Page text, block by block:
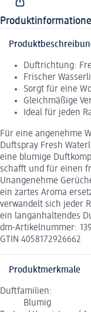
Duftrichtung:
Frischer
Sorgt für eine
Gleichmäßige
Ideal für jeden
Für eine angenehme
Duftspray Fresh
eine blumige
schafft und für einen
Unangenehme
ein zartes Aroma
verwandelt sich jeder
ein langanhaltendes
dm-Artikelnummer:
GTIN 4058172926662
Produktmerkmale
Duftfamilien:
Blumig